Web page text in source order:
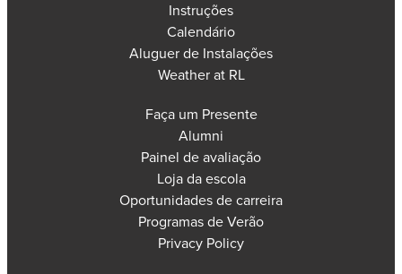
Instruções
Calendário
Aluguer de Instalações
Weather at RL
Faça um Presente
Alumni
Painel de avaliação
Loja da escola
Oportunidades de carreira
Programas de Verão
Privacy Policy